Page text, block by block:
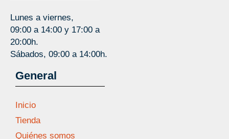
Lunes a viernes,
09:00 a 14:00 y 17:00 a
20:00h.
Sábados, 09:00 a 14:00h.
General
Inicio
Tienda
Quiénes somos